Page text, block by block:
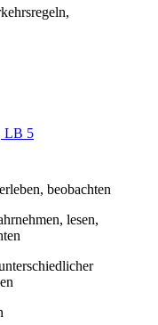
LB 5
beobachten
lesen,